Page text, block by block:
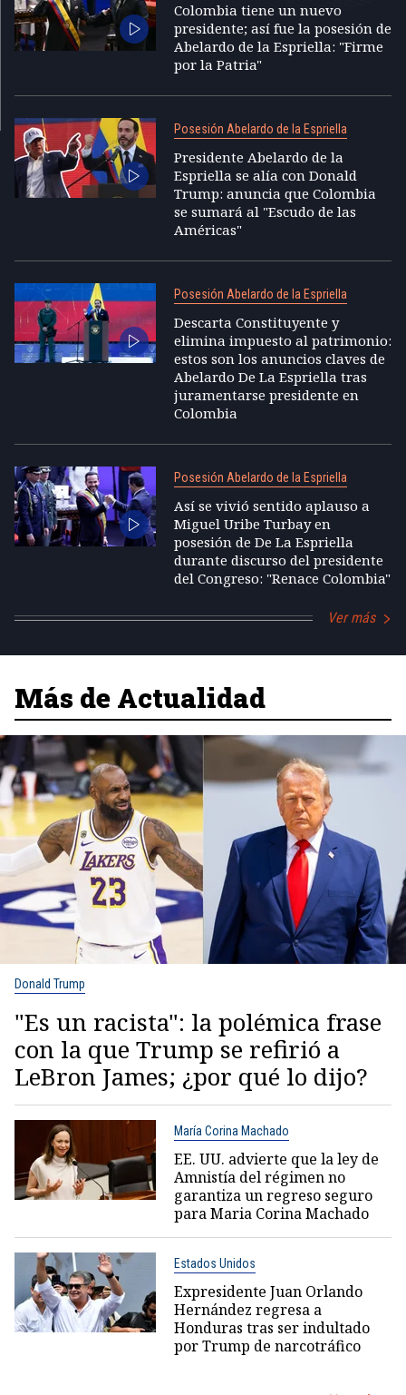
Colombia tiene un nuevo
presidente; así fue la posesión de
Abelardo de la Espriella: "Firme
por la Patria"
Posesión Abelardo de la Espriella
Presidente Abelardo de la
Espriella se alía con Donald
Trump: anuncia que Colombia
se sumará al "Escudo de las
Américas"
Posesión Abelardo de la Espriella
Descarta Constituyente y
elimina impuesto al patrimonio:
estos son los anuncios claves de
Abelardo De La Espriella tras
juramentarse presidente en
Colombia
Posesión Abelardo de la Espriella
Así se vivió sentido aplauso a
Miguel Uribe Turbay en
posesión de De La Espriella
durante discurso del presidente
del Congreso: "Renace Colombia"
Ver más
Más de Actualidad
Donald Trump
"Es un racista": la polémica frase
con la que Trump se refirió a
LeBron James; ¿por qué lo dijo?
María Corina Machado
EE. UU. advierte que la ley de
Amnistía del régimen no
garantiza un regreso seguro
para Maria Corina Machado
Estados Unidos
Expresidente Juan Orlando
Hernández regresa a
Honduras tras ser indultado
por Trump de narcotráfico